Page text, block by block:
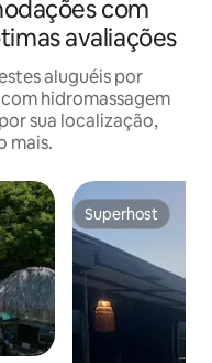
com
avaliações
aluguéis por
hidromassagem
sua localização,
mais.
Superhost
Superhost